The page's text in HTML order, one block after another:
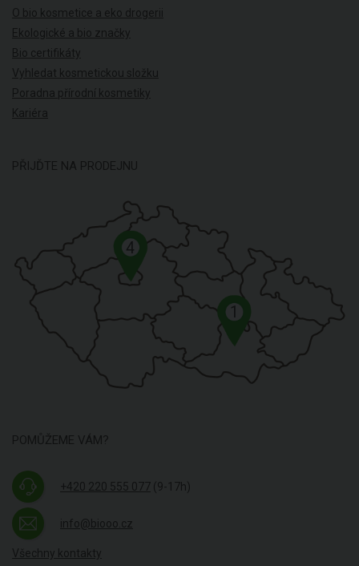
O bio kosmetice a eko drogerii
Ekologické a bio značky
Bio certifikáty
Vyhledat kosmetickou složku
Poradna přírodní kosmetiky
Kariéra
PŘIJĎTE NA PRODEJNU
1
4
POMŮŽEME VÁM?
+420 220 555 077 (9-17h)
info@biooo.cz
Všechny kontakty